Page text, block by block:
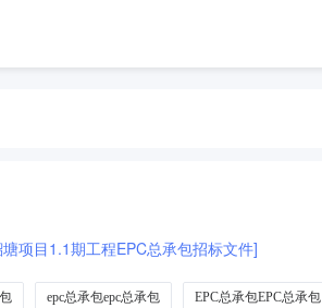
项目1.1期工程EPC总承包招标文件]
epc总承包epc总承包 EPC总承包EPC总承包